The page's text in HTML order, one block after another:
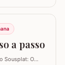
Este é um
e muito
o tamanho
que o…
a passo
Sousplat: O